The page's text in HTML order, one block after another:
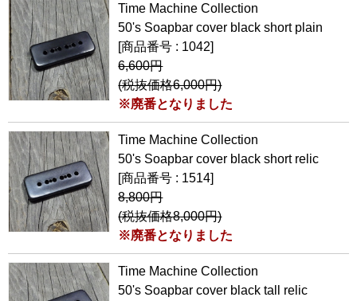
Time Machine Collection
50's Soapbar cover black short plain
[商品番号 : 1042]
6,600円
(税抜価格6,000円)
※廃番となりました
Time Machine Collection
50's Soapbar cover black short relic
[商品番号 : 1514]
8,800円
(税抜価格8,000円)
※廃番となりました
Time Machine Collection
50's Soapbar cover black tall relic